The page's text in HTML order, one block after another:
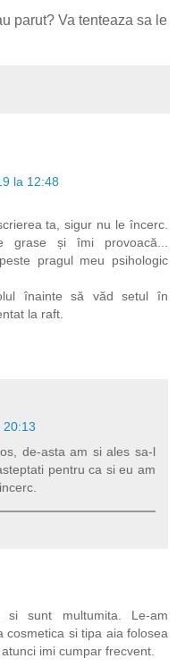
parut? Va tenteaza sa le
la 12:48
ta, sigur nu le încerc.
grase și îmi provoacă...
pragul meu psihologic
înainte să văd setul în
la raft.
20:13
de-asta am si ales sa-l
pentru ca si eu am
si sunt multumita. Le-am
cosmetica si tipa aia folosea
imi cumpar frecvent.